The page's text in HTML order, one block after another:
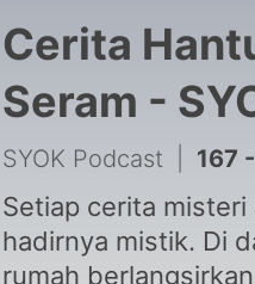
Cerita
Seram -
Podcast
SYOK Podcast 167 - Jampi Makan Tuan
Setiap cerita misteri
hadirnya mistik. Di
rumah